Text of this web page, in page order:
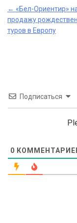
Post
navigation
← «Бел-Ориентир»
продажу
туров в Европу
Подписаться
0